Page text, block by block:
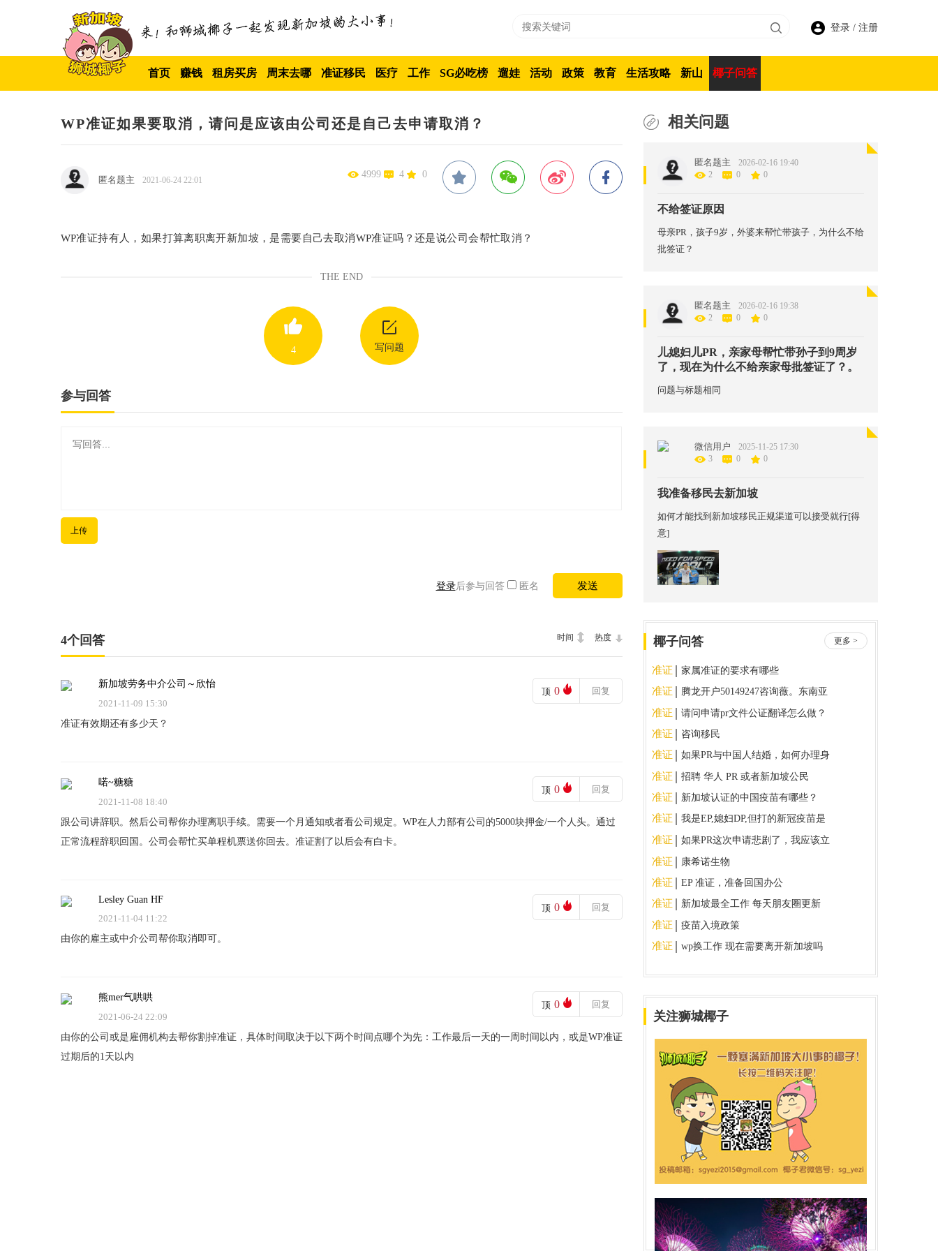
登录 / 注册
首页 赚钱 租房买房 周末去哪 准证移民 医疗 工作 SG必吃榜 遛娃 活动 政策 教育 生活攻略 新山 椰子问答
WP准证如果要取消，请问是应该由公司还是自己去申请取消？
匿名题主 2021-06-24 22:01
4999 4 0
WP准证持有人，如果打算离职离开新加坡，是需要自己去取消WP准证吗？还是说公司会帮忙取消？
THE END
4 写问题
参与回答
上传
登录后参与回答 匿名
4个回答 热度
时间
新加坡劳务中介公司～欣怡
2021-11-09 15:30
顶 0 回复
准证有效期还有多少天？
喏~糖糖
2021-11-08 18:40
顶 0 回复
跟公司讲辞职。然后公司帮你办理离职手续。需要一个月通知或者看公司规定。WP在人力部有公司的5000块押金/一个人头。通过
正常流程辞职回国。公司会帮忙买单程机票送你回去。准证割了以后会有白卡。
Lesley Guan HF
2021-11-04 11:22
顶 0 回复
由你的雇主或中介公司帮你取消即可。
熊mer气哄哄
2021-06-24 22:09
顶 0 回复
由你的公司或是雇佣机构去帮你割掉准证，具体时间取决于以下两个时间点哪个为先：工作最后一天的一周时间以内，或是WP准证
过期后的1天以内
相关问题
匿名题主
2026-02-16 19:40
2
0 0
不给签证原因
母亲PR，孩子9岁，外婆来帮忙带孩子，为什么不给
批签证？
匿名题主
2026-02-16 19:38
2
0 0
儿媳妇儿PR，亲家母帮忙带孙子到9周岁
了，现在为什么不给亲家母批签证了？。
问题与标题相同
微信用户
2025-11-25 17:30
3
0 0
我准备移民去新加坡
如何才能找到新加坡移民正规渠道可以接受就行[得
意]
椰子问答 更多 >
准证 家属准证的要求有哪些
准证
腾龙开户50149247咨询薇。东南亚
正规实体
准证 请问申请pr文件公证翻译怎么做？
准证 咨询移民
准证
如果PR与中国人结婚，如何办理身
份
准证 招聘 华人 PR 或者新加坡公民
准证 新加坡认证的中国疫苗有哪些？
准证
我是EP,媳妇DP,但打的新冠疫苗是
深圳康泰。这种情况如何入境新加
坡?
准证
如果PR这次申请悲剧了，我应该立
即重新申请吗？
准证 康希诺生物
准证 EP 准证，准备回国办公
准证
新加坡最全工作 每天朋友圈更新
可加着备用
准证 疫苗入境政策
准证 wp换工作 现在需要离开新加坡吗
关注狮城椰子